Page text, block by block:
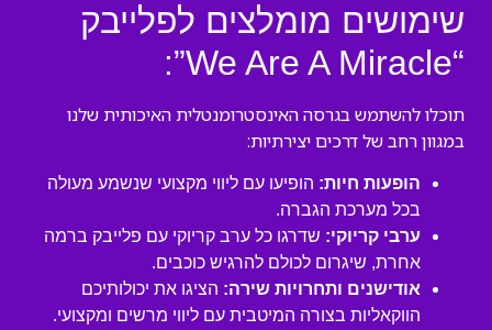
שימושים מומלצים לפלייבק
“We Are A Miracle”:
תוכלו להשתמש בגרסה האינסטרומנטלית האיכותית שלנו
במגוון רחב של דרכים יצירתיות:
הופעות חיות: הופיעו עם ליווי מקצועי שנשמע מעולה
בכל מערכת הגברה.
ערבי קריוקי: שדרגו כל ערב קריוקי עם פלייבק ברמה
אחרת, שיגרום לכולם להרגיש כוכבים.
אודישנים ותחרויות שירה: הציגו את יכולותיכם
הווקאליות בצורה המיטבית עם ליווי מרשים ומקצועי.